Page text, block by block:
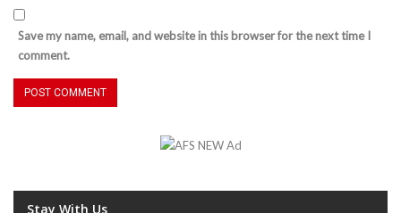
Save my name, email, and website in this browser for the next time I
comment.
Stay With Us